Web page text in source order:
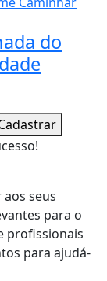
do
seus
para o
profissionais
para ajudá-